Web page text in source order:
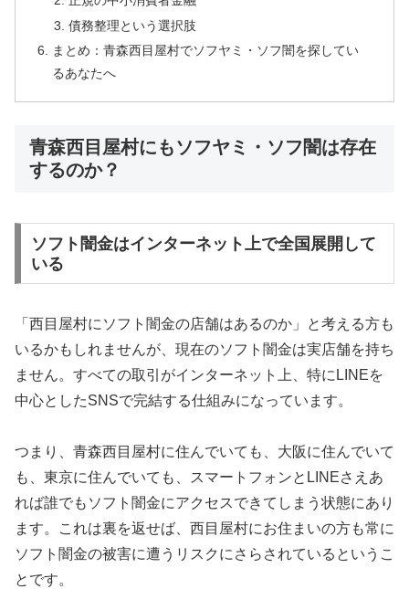
債務整理という選択肢
まとめ：青森西目屋村でソフヤミ・ソフ闇を探してい
るあなたへ
青森西目屋村にもソフヤミ・ソフ闇は存在
するのか？
ソフト闇金はインターネット上で全国展開して
いる
「西目屋村にソフト闇金の店舗はあるのか」と考える方も
いるかもしれませんが、現在のソフト闇金は実店舗を持ち
ません。すべての取引がインターネット上、特にLINEを
中心としたSNSで完結する仕組みになっています。
つまり、青森西目屋村に住んでいても、大阪に住んでいて
も、東京に住んでいても、スマートフォンとLINEさえあ
れば誰でもソフト闇金にアクセスできてしまう状態にあり
ます。これは裏を返せば、西目屋村にお住まいの方も常に
ソフト闇金の被害に遭うリスクにさらされているというこ
とです。